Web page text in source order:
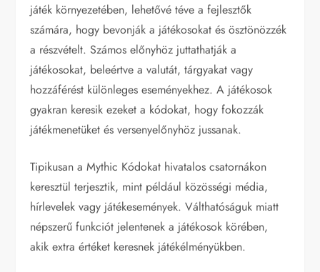
játék környezetében, lehetővé téve a fejlesztők
számára, hogy bevonják a játékosokat és ösztönözzék
a részvételt. Számos előnyhöz juttathatják a
játékosokat, beleértve a valutát, tárgyakat vagy
hozzáférést különleges eseményekhez. A játékosok
gyakran keresik ezeket a kódokat, hogy fokozzák
játékmenetüket és versenyelőnyhöz jussanak.
Tipikusan a Mythic Kódokat hivatalos csatornákon
keresztül terjesztik, mint például közösségi média,
hírlevelek vagy játékesemények. Válthatóságuk miatt
népszerű funkciót jelentenek a játékosok körében,
akik extra értéket keresnek játékélményükben.